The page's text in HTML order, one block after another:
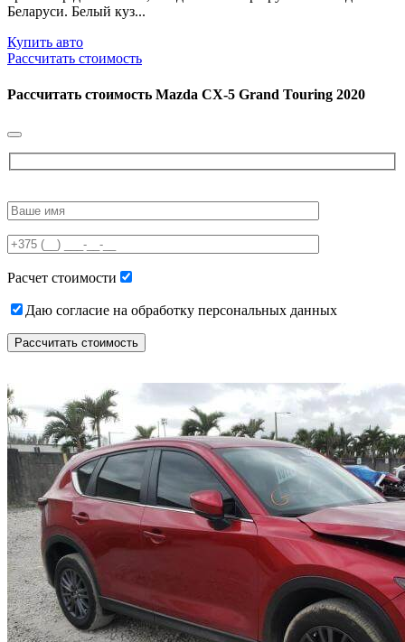
Беларуси. Белый куз...
Купить авто
Рассчитать стоимость
Рассчитать стоимость Mazda CX-5 Grand Touring 2020
leave
field
empty.
Расчет стоимости
Даю согласие на обработку персональных данных